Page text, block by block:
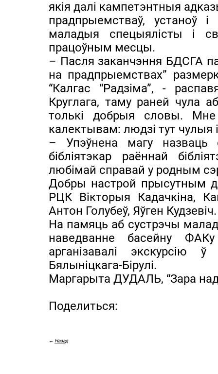
якія далі кампетэнтныя
прадпрыемстваў, устаноў і
маладыя спецыялісты і
працоўным месцы.
– Пасля заканчэння БДСГА па
на прадпрыемствах”
“Калгас “Радзіма”, -
Круглага, таму раней чула
толькі добрыя словы.
калектывам: людзі тут чулыя
– Упэўнена магу
бібліятэкар раённай
любімай справай у родным
Добры настрой прысутным
РЦК Вікторыя Кадачкіна,
Антон Голубеў, Яўген Кудзевіч.
На памяць аб сустрэчы
наведванне басейну ФАКу
арганізавалі
Бялыніцкага-Бірулі.
Маргарыта ДУДАЛЬ, “Зара
Поделиться:
← Назад